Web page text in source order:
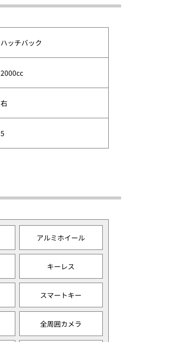
ハッチバック
2000cc
右
5
アルミホイール
キーレス
スマートキー
全周囲カメラ